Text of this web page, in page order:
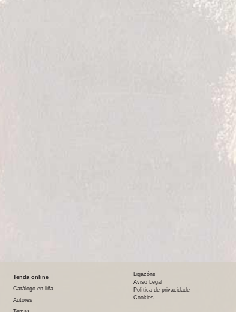
Tenda online
Catálogo en liña
Autores
Ligazóns
Aviso Legal
Política de privacidade
Cookies